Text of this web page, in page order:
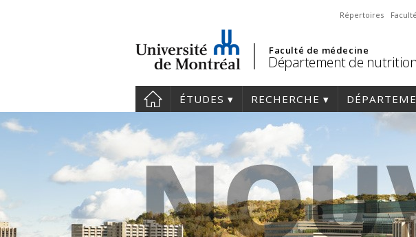
Répertoires
Faculté de médecine
Département de nutrition
ÉTUDES RECHERCHE